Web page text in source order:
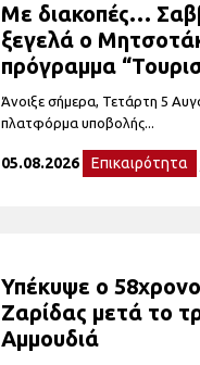
Με διακοπές…
ξεγελά ο
πρόγραμμα
Άνοιξε σήμερα, Τετάρτη 5
πλατφόρμα υποβολής...
05.08.2026 Επικαιρότητα
Υπέκυψε ο
Ζαρίδας μετά το
Αμμουδιά